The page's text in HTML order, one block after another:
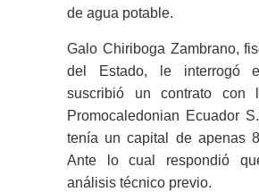
de agua potable.
Galo Chiriboga Zambrano,
del Estado, le interrogó
suscribió un contrato con
Promocaledonian Ecuador
tenía un capital de apenas
Ante lo cual respondió
análisis técnico previo.